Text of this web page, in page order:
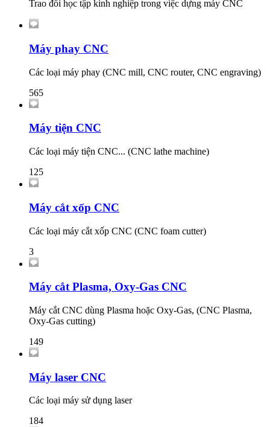
Trao đổi học tập kinh nghiệp trong việc dựng máy CNC
Máy phay CNC
Các loại máy phay (CNC mill, CNC router, CNC engraving)
565
Máy tiện CNC
Các loại máy tiện CNC... (CNC lathe machine)
125
Máy cắt xốp CNC
Các loại máy cắt xốp CNC (CNC foam cutter)
3
Máy cắt Plasma, Oxy-Gas CNC
Máy cắt CNC dùng Plasma hoặc Oxy-Gas, (CNC Plasma,
Oxy-Gas cutting)
149
Máy laser CNC
Các loại máy sử dụng laser
184